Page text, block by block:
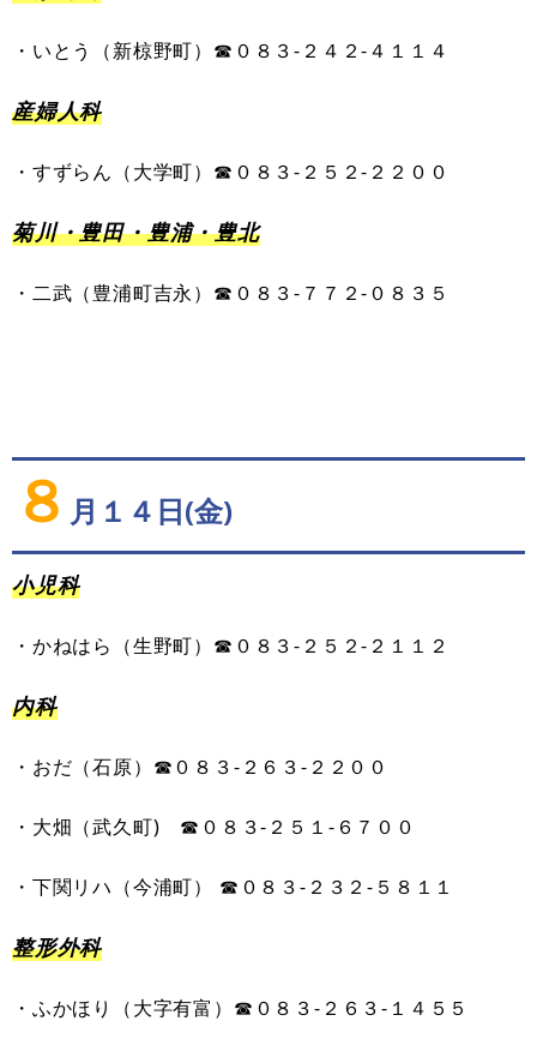
・ いとう （新椋野町） ☎︎０８３- ２４２-４１１４
産婦人科
・ すずらん （大学町） ☎０８３- ２５ ２- ２２００
菊川・豊田・豊浦・豊北
・ 二武 （豊浦町吉永） ☎０８３- ７７ ２-０８３５
８ 月１４日(金)
小児科
・ かねはら （生野町） ☎０８３- ２５２- ２１１２
内科
・ おだ （石原） ☎０８３- ２ ６３- ２２００
・ 大畑 （武久町) ☎０８３- ２ ５１ - ６７００
・ 下関リハ （今浦町） ☎０８３- ２ ３２- ５８１１
整形外科
・ ふかほり （大字有富 ） ☎︎０８３- ２ ６３- １４５５